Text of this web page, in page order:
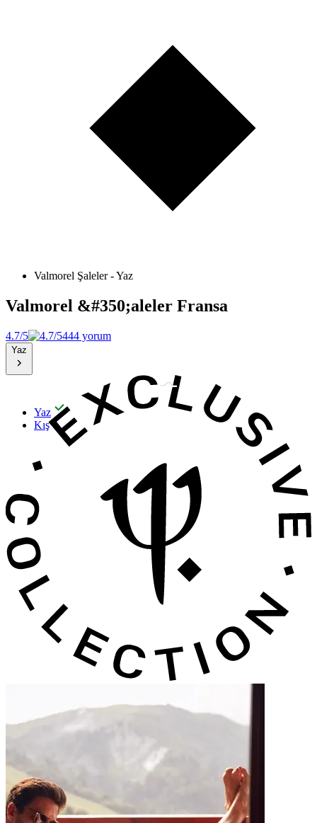
Valmorel Şaleler - Yaz
Valmorel &#350;aleler Fransa
4.7/5 444 yorum
Yaz
Yaz
Kış